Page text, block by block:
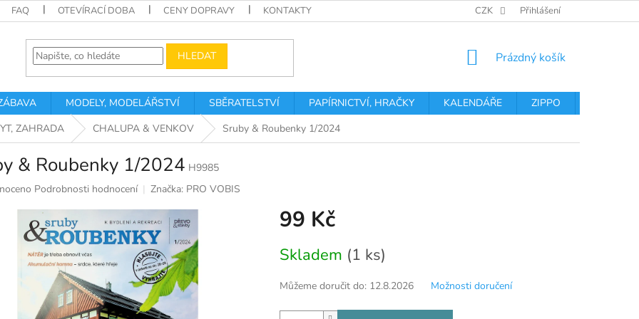
FAQ OTEVÍRACÍ DOBA CENY DOPRAVY KONTAKTY PODMÍNKY OCHRANY OSOBNÍCH
CZK Přihlášení
HLEDAT
NÁKUPNÍ
Prázdný košík
MODELY, MODELÁŘSTVÍ SBĚRATELSTVÍ PAPÍRNICTVÍ, HRAČKY KALENDÁŘE ZIPPO
ZAHRADA CHALUPA & VENKOV Sruby & Roubenky 1/2024
& Roubenky 1/2024 H9985
Podrobnosti hodnocení Značka: PRO VOBIS
99 Kč
cena:
Skladem (1 ks)
Můžeme doručit do: 12.8.2026 Možnosti doručení